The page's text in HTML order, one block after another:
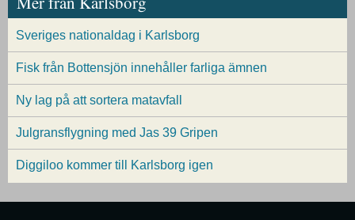
Sveriges nationaldag i Karlsborg
Fisk från Bottensjön innehåller farliga ämnen
Ny lag på att sortera matavfall
Julgransflygning med Jas 39 Gripen
Diggiloo kommer till Karlsborg igen